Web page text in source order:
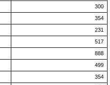
300
354
231
517
888
499
354